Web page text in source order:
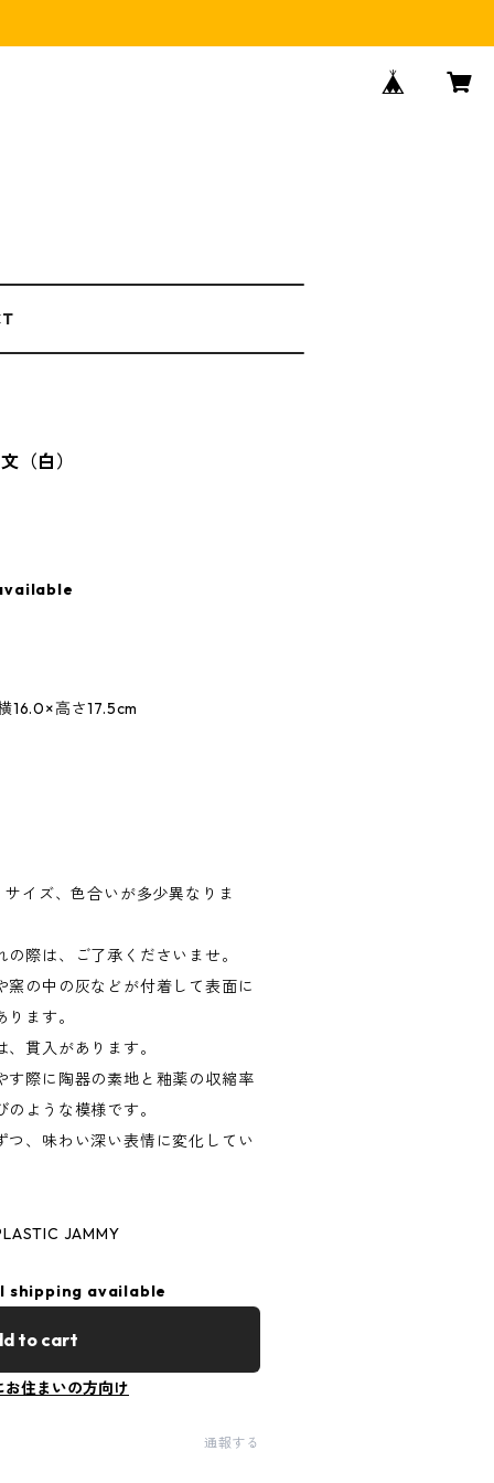
（白）
高さ17.5cm
イズ、色合いが多少異なりま
際は、ご了承くださいませ。
の中の灰などが付着して表面に
ます。
貫入があります。
際に陶器の素地と釉薬の収縮率
ような模様です。
つ、味わい深い表情に変化してい
JAMMY
shipping available
to cart
お住まいの方向け
通報する